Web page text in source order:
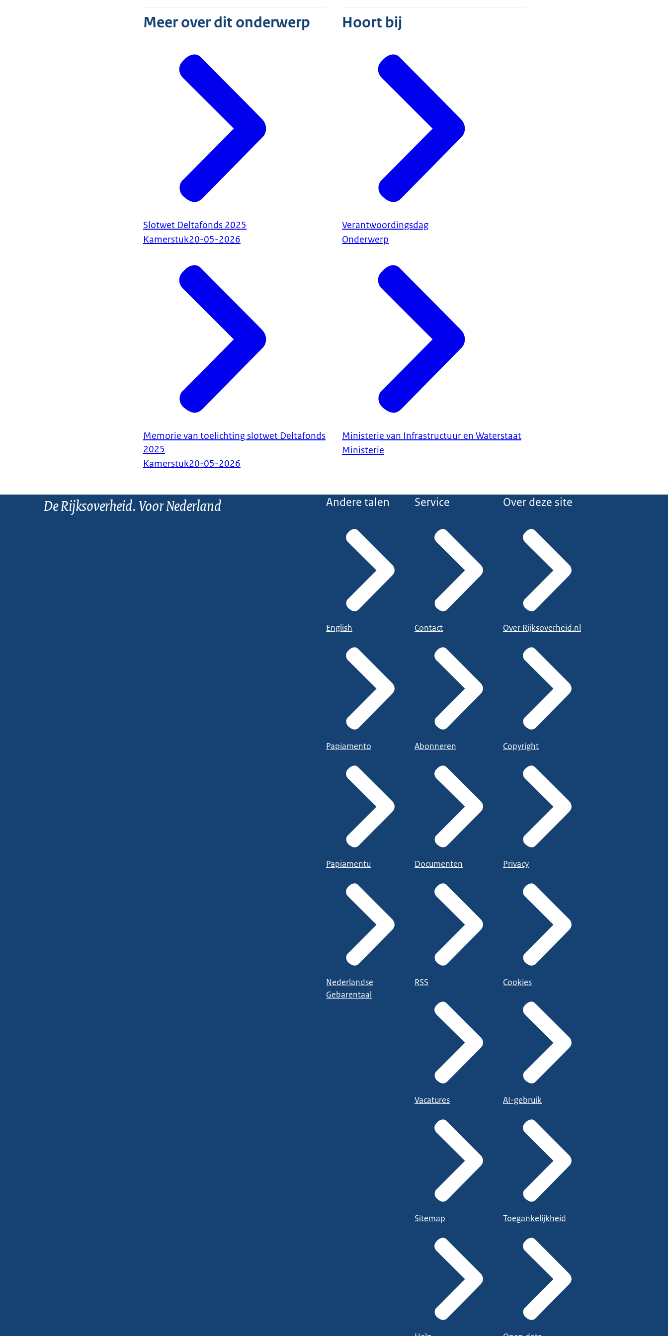
Meer over dit onderwerp
Slotwet Deltafonds 2025
Kamerstuk20-05-2026
Memorie van toelichting slotwet Deltafonds
2025
Kamerstuk20-05-2026
Hoort bij
Verantwoordingsdag
Onderwerp
Ministerie van Infrastructuur en Waterstaat
Ministerie
De Rijksoverheid. Voor Nederland Andere talen
English
Papiamento
Papiamentu
Nederlandse
Gebarentaal
Service
Contact
Abonneren
Documenten
RSS
Vacatures
Sitemap
Over deze site
Over Rijksoverheid.nl
Copyright
Privacy
Cookies
AI-gebruik
Toegankelijkheid